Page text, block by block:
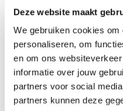
Deze website maakt
We gebruiken cookies
personaliseren, om
en om ons
informatie over jouw
partners voor social
partners kunnen deze
groepsimmuniteit voor
bepaalde ernstige
moment wordt op
deze norm voldaan.
Beleid vaccinaties